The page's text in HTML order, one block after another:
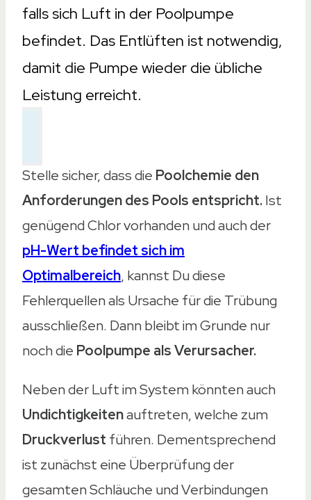
falls sich Luft in der Poolpumpe
befindet. Das Entlüften ist notwendig,
damit die Pumpe wieder die übliche
Leistung erreicht.
Stelle sicher, dass die Poolchemie den
Anforderungen des Pools entspricht.Ist
genügend Chlor vorhanden und auch der
pH-Wert befindet sich im
Optimalbereich, kannst Du diese
Fehlerquellen als Ursache für die Trübung
ausschließen. Dann bleibt im Grunde nur
noch die Poolpumpe als Verursacher.
Neben der Luft im System könnten auch
Undichtigkeitenauftreten, welche zum
Druckverlust führen. Dementsprechend
ist zunächst eine Überprüfung der
gesamten Schläuche und Verbindungen